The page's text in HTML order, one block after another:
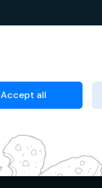
Terms & Conditions
Accept all